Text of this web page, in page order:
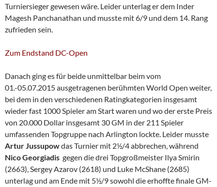
Turniersieger gewesen wäre. Leider unterlag er dem Inder
Magesh Panchanathan und musste mit 6/9 und dem 14. Rang
zufrieden sein.
Zum Endstand DC-Open
Danach ging es für beide unmittelbar beim vom
01.-05.07.2015 ausgetragenen berühmten World Open weiter,
bei dem in den verschiedenen Ratingkategorien insgesamt
wieder fast 1000 Spieler am Start waren und wo der erste Preis
von 20.000 Dollar insgesamt 30 GM in der 211 Spieler
umfassenden Topgruppe nach Arlington lockte. Leider musste
Artur Jussupowdas Turnier mit 2½/4 abbrechen, während
Nico Georgiadis gegen die drei Topgroßmeister Ilya Smirin
(2663), Sergey Azarov (2618) und Luke McShane (2685)
unterlag und am Ende mit 5½/9 sowohl die erhoffte finale GM-